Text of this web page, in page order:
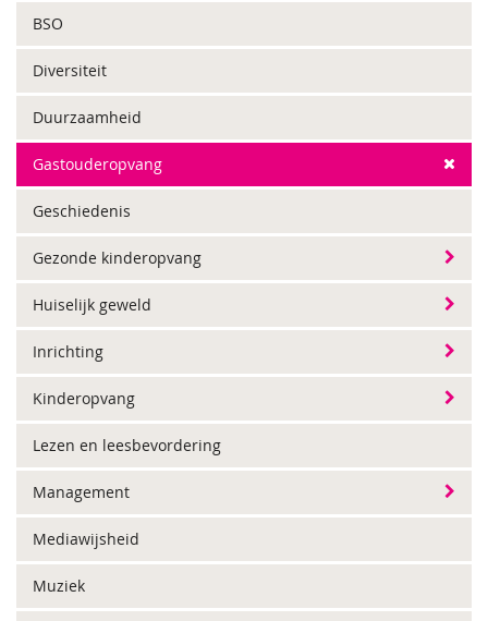
BSO
Diversiteit
Duurzaamheid
Gastouderopvang
Geschiedenis
Gezonde kinderopvang
Huiselijk geweld
Inrichting
Kinderopvang
Lezen en leesbevordering
Management
Mediawijsheid
Muziek